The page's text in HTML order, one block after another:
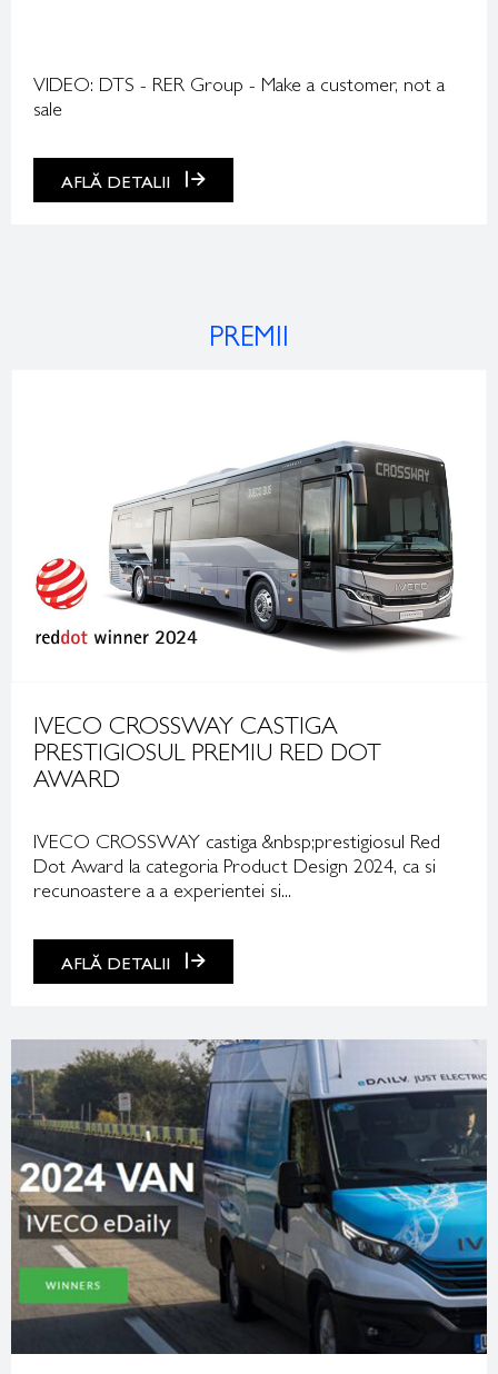
VIDEO: DTS - RER Group - Make a customer, not a
sale
AFLĂ DETALII
PREMII
IVECO CROSSWAY CASTIGA
PRESTIGIOSUL PREMIU RED DOT
AWARD
IVECO CROSSWAY castiga &nbsp;prestigiosul Red
Dot Award la categoria Product Design 2024, ca si
recunoastere a a experientei si...
AFLĂ DETALII